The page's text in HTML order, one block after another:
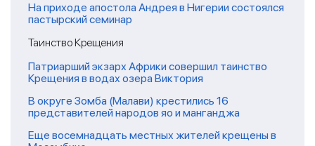
На приходе апостола Андрея в Нигерии состоялся
пастырский семинар
Таинство Крещения
Патриарший экзарх Африки совершил таинство
Крещения в водах озера Виктория
В округе Зомба (Малави) крестились 16
представителей народов яо и манганджа
Еще восемнадцать местных жителей крещены в